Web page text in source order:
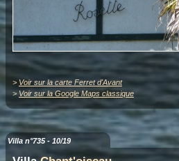
> Voir sur la carte Ferret d'Avant
> Voir sur la Google Maps classique
Villa n°735 - 10/19